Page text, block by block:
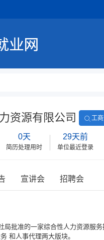
资源有限公司 工
0天
简历处理用时
29天前
单位最近登录
宣讲会 招聘会
局批准的一家综合性人力资源服
和人事代理两大版块。